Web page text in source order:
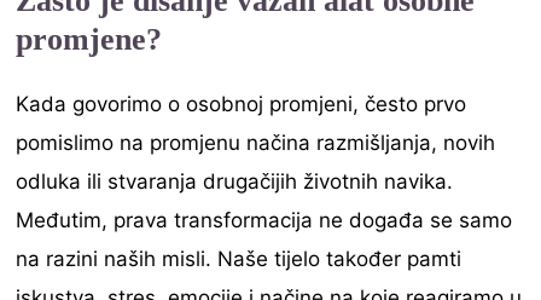
promjene?
Kada govorimo o osobnoj promjeni, često prvo
pomislimo na promjenu načina razmišljanja, novih
odluka ili stvaranja drugačijih životnih navika.
Međutim, prava transformacija ne događa se samo
na razini naših misli. Naše tijelo također pamti